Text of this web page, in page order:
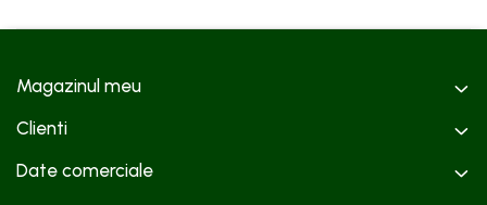
Magazinul meu
Clienti
Date comerciale